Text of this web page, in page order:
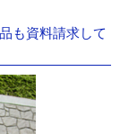
も資料請求して